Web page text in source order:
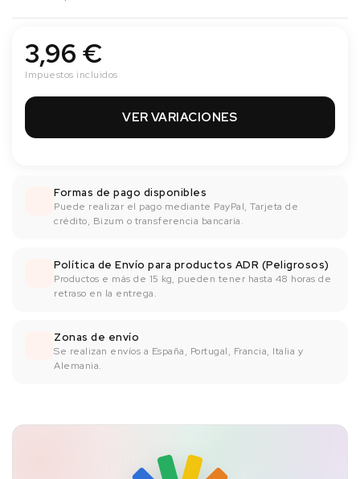
3,96 €
Impuestos incluidos
VER VARIACIONES
Formas de pago disponibles
Puede realizar el pago mediante PayPal, Tarjeta de
crédito, Bizum o transferencia bancaría.
Política de Envío para productos ADR (Peligrosos)
Productos e más de 15 kg, pueden tener hasta 48 horas de
retraso en la entrega.
Zonas de envío
Se realizan envíos a España, Portugal, Francia, Italia y
Alemania.